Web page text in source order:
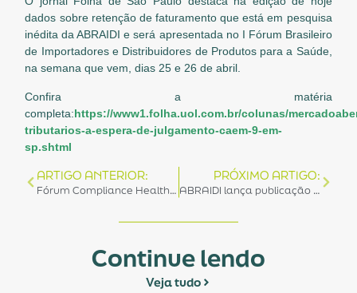
dados sobre retenção de faturamento que está em pesquisa
inédita da ABRAIDI e será apresentada no I Fórum Brasileiro
de Importadores e Distribuidores de Produtos para a Saúde,
na semana que vem, dias 25 e 26 de abril.
Confira a matéria
completa:https://www1.folha.uol.com.br/colunas/
tributarios-a-espera-de-julgamento-caem-9-em-
sp.shtml
ARTIGO ANTERIOR:
Fórum Compliance Healthcare tem realização da ABRAIDI
PRÓXIMO ARTIGO:
ABRAIDI lança publicação inédita durante fórum setorial
Continue lendo
Veja tudo